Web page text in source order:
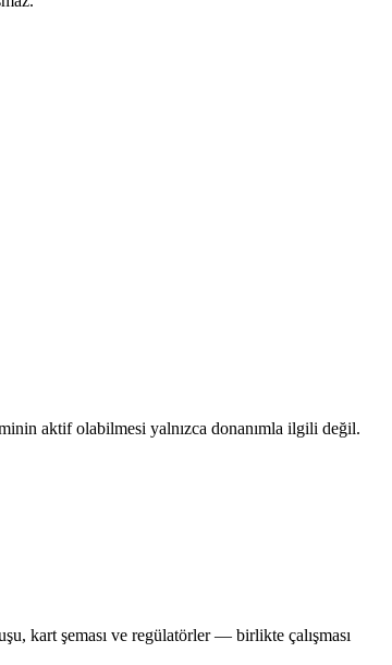
aktif olabilmesi yalnızca donanımla ilgili değil.
kart şeması ve regülatörler — birlikte çalışması